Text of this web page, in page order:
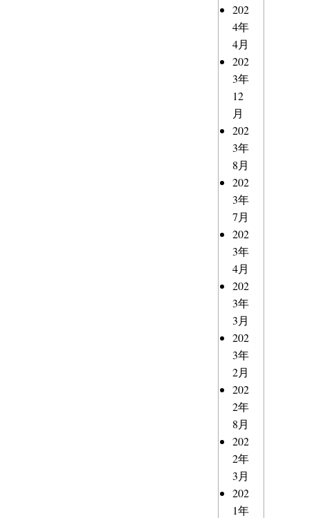
202
4年
4月
202
3年
12
月
202
3年
8月
202
3年
7月
202
3年
4月
202
3年
3月
202
3年
2月
202
2年
8月
202
2年
3月
202
1年